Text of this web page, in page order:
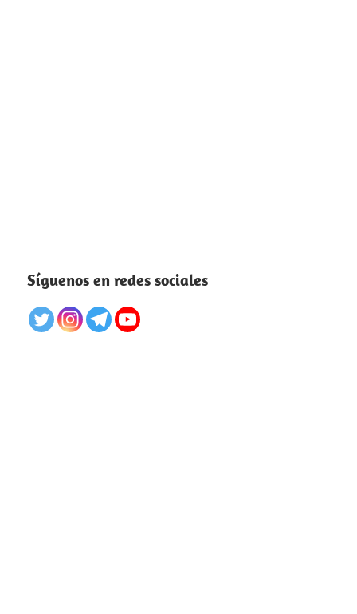
Síguenos en redes sociales